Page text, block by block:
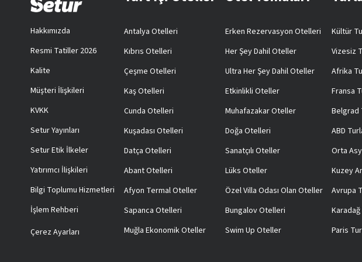
Hakkımızda
Resmi Tatiller 2026
Kalite
Müşteri İlişkileri
KVKK
Setur Yayınları
Setur Etik İlkeler
Yatırımcı İlişkileri
Bilgi Toplumu Hizmetleri
İşlem Rehberi
Çerez Ayarları
Antalya Otelleri
Kıbrıs Otelleri
Çeşme Otelleri
Kaş Otelleri
Cunda Otelleri
Kuşadası Otelleri
Datça Otelleri
Abant Otelleri
Afyon Termal Oteller
Sapanca Otelleri
Muğla Ekonomik Oteller
Erken Rezervasyon Otelleri
Her Şey Dahil Oteller
Ultra Her Şey Dahil Oteller
Etkinlikli Oteller
Muhafazakar Oteller
Doğa Otelleri
Sanatçılı Oteller
Lüks Oteller
Özel Villa Odası Olan Oteller
Bungalov Otelleri
Swim Up Oteller
Kültür
Vizesiz
Afrika
Fransa
Belgrad
ABD
Orta
Kuzey
Avrupa
Karadağ
Paris